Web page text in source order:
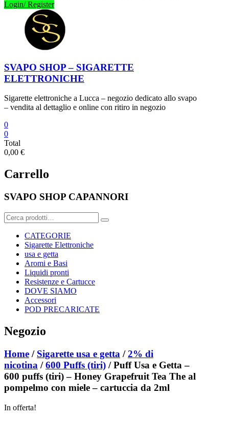
Login/ Register
SVAPO SHOP – SIGARETTE
ELETTRONICHE
Sigarette elettroniche a Lucca – negozio dedicato allo svapo
– vendita al dettaglio e online con ritiro in negozio
0
0
Total
0,00 €
Carrello
SVAPO SHOP CAPANNORI
Cerca:
CATEGORIE
Sigarette Elettroniche
usa e getta
Aromi e Basi
Liquidi pronti
Resistenze e Cartucce
DOVE SIAMO
Accessori
POD PRECARICATE
Negozio
Home / Sigarette usa e getta /2% di
nicotina /600 Puffs (tiri) / Puff Usa e Getta –
600 puffs (tiri) – Honey Grapefruit Tea The al
pompelmo con miele – cartuccia da 2ml
In offerta!